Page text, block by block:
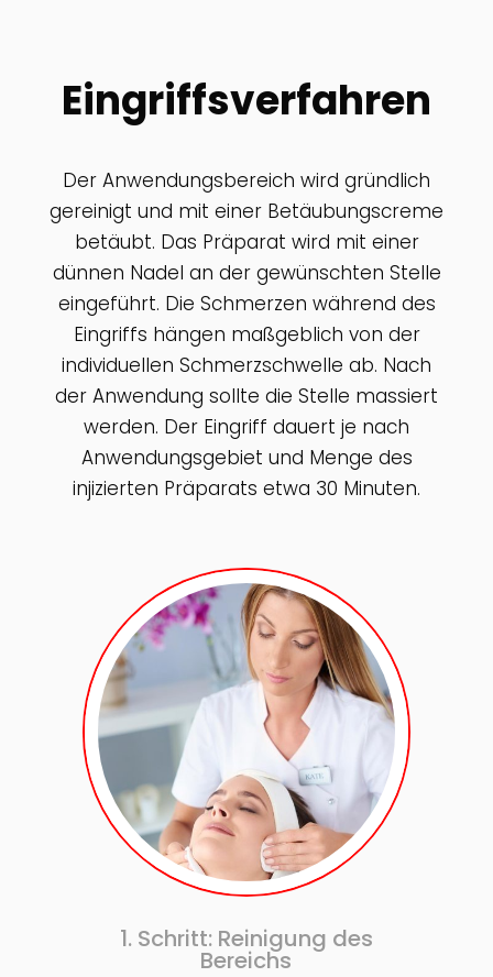
Eingriffsverfahren
Der Anwendungsbereich wird gründlich
gereinigt und mit einer Betäubungscreme
betäubt. Das Präparat wird mit einer
dünnen Nadel an der gewünschten Stelle
eingeführt. Die Schmerzen während des
Eingriffs hängen maßgeblich von der
individuellen Schmerzschwelle ab. Nach
der Anwendung sollte die Stelle massiert
werden. Der Eingriff dauert je nach
Anwendungsgebiet und Menge des
injizierten Präparats etwa 30 Minuten.
1. Schritt: Reinigung des
Bereichs